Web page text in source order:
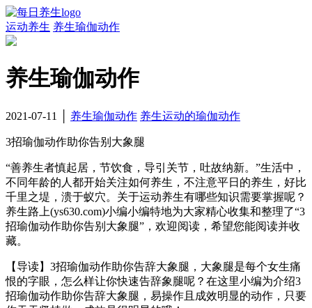
运动养生 养生瑜伽动作
养生瑜伽动作
2021-07-11 │ 养生瑜伽动作 养生运动的瑜伽动作
3招瑜伽动作助你告别大象腿
“善养生者慎起居，节饮食，导引关节，吐故纳新。”生活中，
不同年龄的人都开始关注如何养生，不注意平日的养生，好比
千里之堤，溃于蚁穴。关于运动养生有哪些知识需要掌握呢？
养生路上(ys630.com)小编小编特地为大家精心收集和整理了“3
招瑜伽动作助你告别大象腿”，欢迎阅读，希望您能阅读并收
藏。
【导读】3招瑜伽动作助你告辞大象腿，大象腿是每个女生痛
恨的字眼，怎么样让你快速告辞象腿呢？在这里小编为介绍3
招瑜伽动作助你告辞大象腿，易操作且成效明显的动作，只要